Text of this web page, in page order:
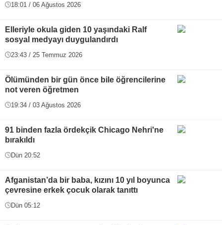
18:01 / 06 Ağustos 2026
Elleriyle okula giden 10 yaşındaki Ralf
sosyal medyayı duygulandırdı
23:43 / 25 Temmuz 2026
Ölümünden bir gün önce bile öğrencilerine
not veren öğretmen
19:34 / 03 Ağustos 2026
91 binden fazla ördekçik Chicago Nehri'ne
bırakıldı
Dün 20:52
Afganistan’da bir baba, kızını 10 yıl boyunca
çevresine erkek çocuk olarak tanıttı
Dün 05:12